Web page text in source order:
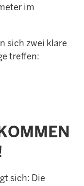
im
sich zwei klare
treffen:
sich: Die